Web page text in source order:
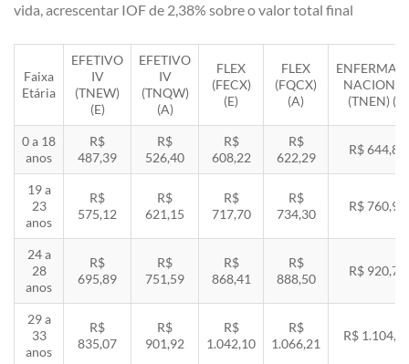
vida, acrescentar IOF de 2,38% sobre o valor total final
Faixa
Etária
EFETIVO
IV
(TNEW)
(E)
EFETIVO
IV
(TNQW)
(A)
FLEX
(FECX)
(E)
FLEX
(FQCX)
(A)
(TNEN) (E)
0 a 18
anos
R$
487,39
R$
526,40
R$
608,22
R$
622,29
R$ 644,85
19 a
23
anos
R$
575,12
R$
621,15
R$
717,70
R$
734,30
R$ 760,92
24 a
28
anos
R$
695,89
R$
751,59
R$
868,41
R$
888,50
R$ 920,71
29 a
33
anos
R$
835,07
R$
901,92
R$
1.042,10
R$
1.066,21
R$